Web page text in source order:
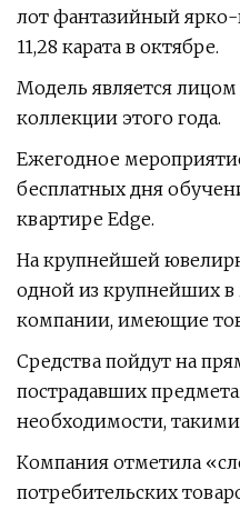
лот фантазийный
11,28 карата в октябре.
Модель является
коллекции этого года.
Ежегодное
бесплатных дня
квартире Edge.
На крупнейшей
одной из крупнейших в
компании, имеющие
Средства пойдут на
пострадавших
необходимости, такими
Компания отметила
потребительских